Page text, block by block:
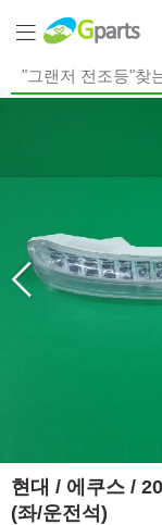
현대 / 에쿠스 /
(좌/운전석)